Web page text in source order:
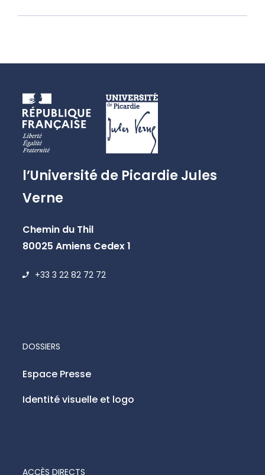
l’Université de Picardie Jules
Verne
Chemin du Thil
80025 Amiens Cedex 1
+33 3 22 82 72 72
ACCÈS DIRECTS
DOSSIERS
Espace Presse
Identité visuelle et logo